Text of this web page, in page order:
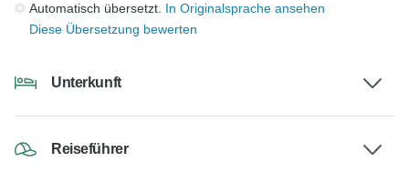
Automatisch übersetzt. In Originalsprache ansehen
Diese Übersetzung bewerten
Unterkunft
Reiseführer